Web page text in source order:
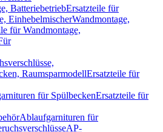
BatteriebetriebErsatzteile für
EinhebelmischerWandmontage,
für Wandmontage,
RaumsparmodellErsatzteile für
für SpülbeckenErsatzteile für
Ablaufgarnituren für
AP-